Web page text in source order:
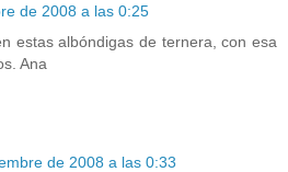
de 2008 a las 0:25
estas albóndigas de ternera, con esa
Ana
de 2008 a las 0:33